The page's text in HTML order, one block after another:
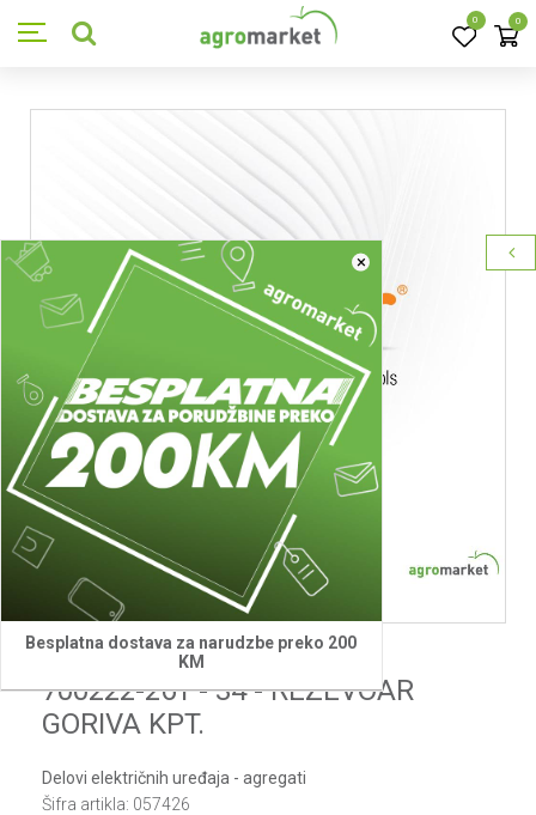
0 0
×
Besplatna dostava za narudzbe preko 200
KM
Villager
700222-261 - 34 - REZEVOAR
GORIVA KPT.
Delovi električnih uređaja - agregati
Šifra artikla: 057426